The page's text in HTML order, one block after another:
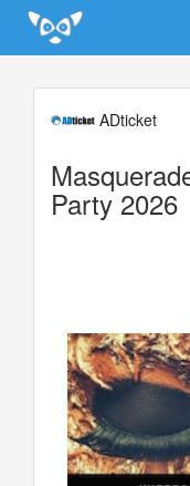
Update cookies preferences
ADticket
Party 2026